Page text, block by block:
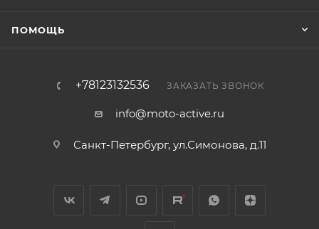
ПОМОЩЬ
+78123132536 ЗАКАЗАТЬ ЗВОНОК
info@moto-active.ru
Санкт-Петербург, ул.Симонова, д.11